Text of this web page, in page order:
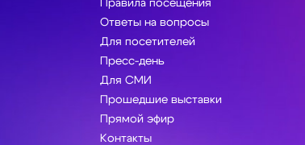
Правила посещения
Ответы на вопросы
Для посетителей
Пресс-день
Для СМИ
Прошедшие выставки
Прямой эфир
Контакты